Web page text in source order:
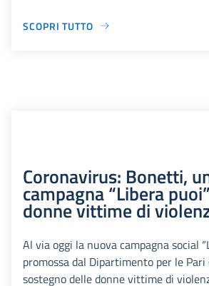
SCOPRI TUTTO
Coronavirus: Bonetti,
campagna “Libera
donne vittime di
Al via oggi la nuova campagna social
promossa dal Dipartimento per le
sostegno delle donne vittime di